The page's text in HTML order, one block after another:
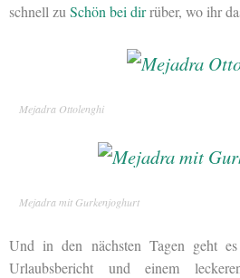
schnell zu Schön bei dirrüber, wo ihr
Mejadra Ottolenghi
Mejadra mit Gurkenjoghurt
Und in den nächsten Tagen geht
Urlaubsbericht und einem